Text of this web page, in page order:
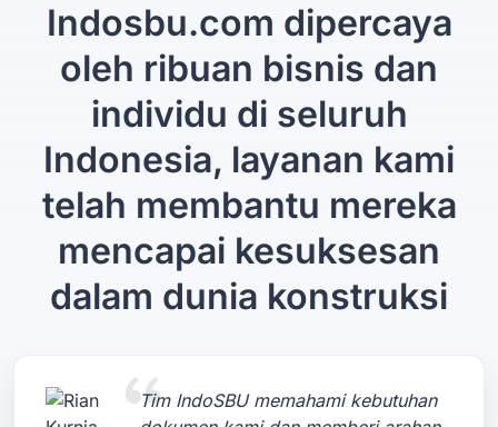
Indosbu.com dipercaya
oleh ribuan bisnis dan
individu di seluruh
Indonesia, layanan kami
telah membantu mereka
mencapai kesuksesan
dalam dunia konstruksi
Tim IndoSBU memahami kebutuhan